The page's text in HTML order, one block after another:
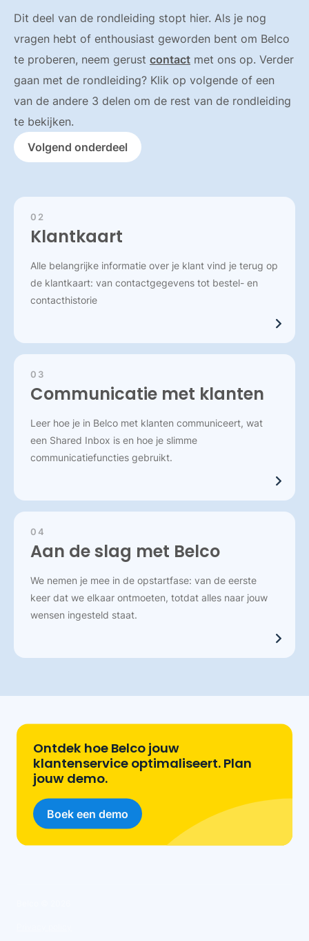
Dit deel van de rondleiding stopt hier. Als je nog
vragen hebt of enthousiast geworden bent om Belco
te proberen, neem gerust contact met ons op. Verder
gaan met de rondleiding? Klik op volgende of een
van de andere 3 delen om de rest van de rondleiding
te bekijken.
Volgend onderdeel
02
Klantkaart
Alle belangrijke informatie over je klant vind je terug op
de klantkaart: van contactgegevens tot bestel- en
contacthistorie
03
Communicatie met klanten
Leer hoe je in Belco met klanten communiceert, wat
een Shared Inbox is en hoe je slimme
communicatiefuncties gebruikt.
04
Aan de slag met Belco
We nemen je mee in de opstartfase: van de eerste
keer dat we elkaar ontmoeten, totdat alles naar jouw
wensen ingesteld staat.
Ontdek hoe Belco jouw
klantenservice optimaliseert. Plan
jouw demo.
Boek een demo